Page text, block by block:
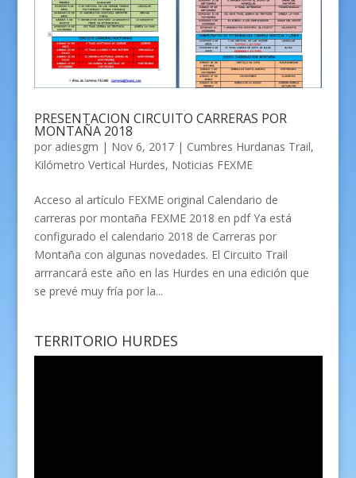
PRESENTACION CIRCUITO CARRERAS POR
MONTAÑA 2018
por adiesgm | Nov 6, 2017| Cumbres Hurdanas Trail,
Kilómetro Vertical Hurdes, Noticias FEXME
Acceso al artículo FEXME original Calendario de
carreras por montaña FEXME 2018 en pdf Ya está
configurado el calendario 2018 de Carreras por
Montaña con algunas novedades. El Circuito Trail
arrrancará este año en las Hurdes en una edición que
se prevé muy fría por la...
TERRITORIO HURDES